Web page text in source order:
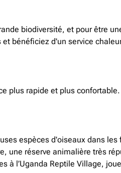
biodiversité, et pour être
bénéficiez d'un service
plus rapide et plus
espèces d'oiseaux dans les
une réserve animalière très
à l’Uganda Reptile Village,